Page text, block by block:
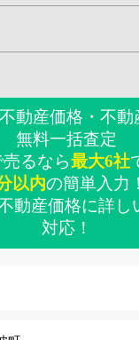
動産価格・不
無料一括査定
るなら最大6社
以内の簡単入力！
動産価格に詳し
対応！